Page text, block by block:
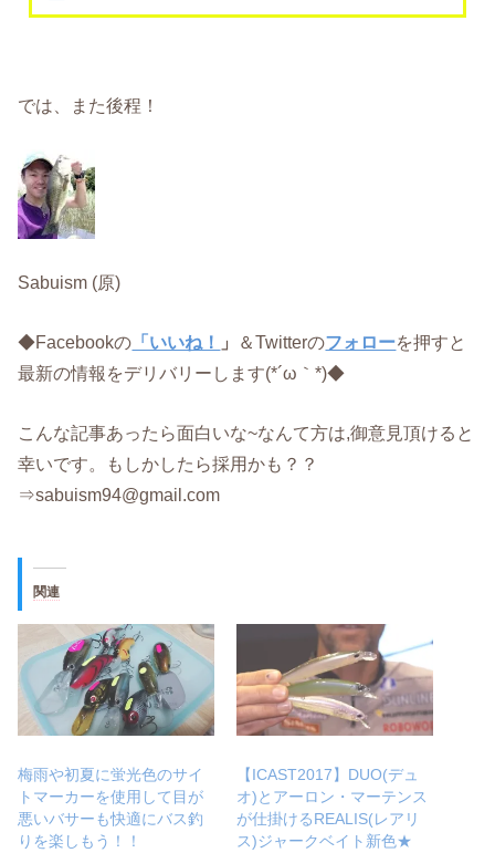
では、また後程！
Sabuism (原)
◆Facebookの 「いいね！ 」 ＆Twitterのフォローを押すと
最新の情報をデリバリーします(*´ω｀*)◆
こんな記事あったら面白いな~なんて方は,御意見頂けると
幸いです。もしかしたら採用かも？？
⇒sabuism94@gmail.com
関連
梅雨や初夏に蛍光色のサイ
トマーカーを使用して目が
悪いバサーも快適にバス釣
りを楽しもう！！
【ICAST2017】DUO(デュ
オ)とアーロン・マーテンス
が仕掛けるREALIS(レアリ
ス)ジャークベイト新色★